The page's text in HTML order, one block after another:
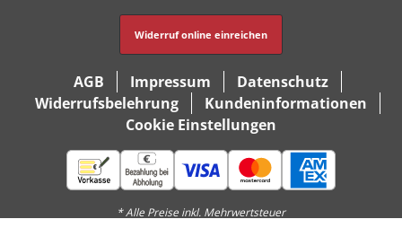
Widerruf online einreichen
AGB Impressum
Datenschutz
Widerrufsbelehrung
Kundeninformationen
Cookie Einstellungen
* Alle Preise inkl. Mehrwertsteuer